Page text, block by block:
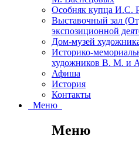
Особняк купца И.С.
Выставочный зал
экспозиционной
Дом-музей
Историко-
художников В. М. и
Афиша
История
Контакты
Меню
Меню